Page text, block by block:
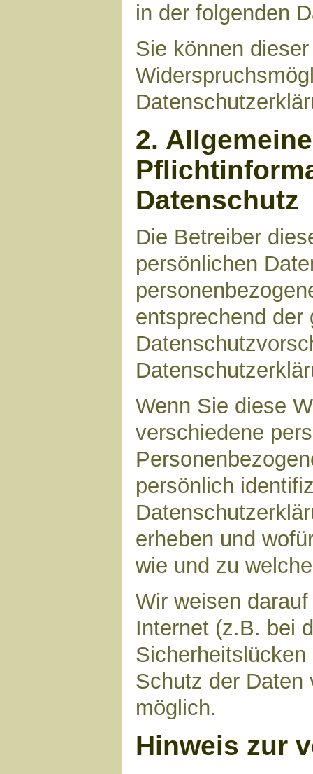
in der folgenden
Sie können
2.
Datenschutz
Die Betreiber
persönlichen
entsprechend der
Wenn Sie diese
verschiedene
persönlich
erheben und
wie und zu
Wir weisen
Internet (z.B. bei
Schutz der Daten
möglich.
Hinweis zur